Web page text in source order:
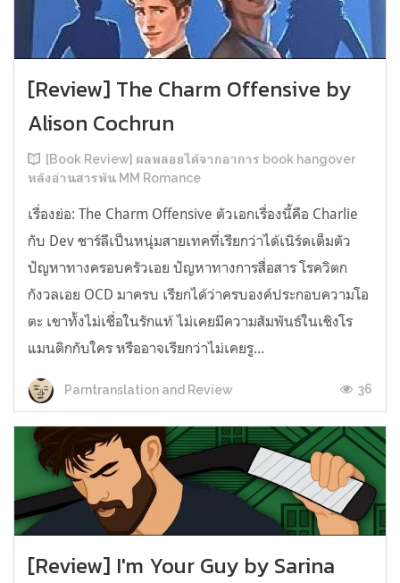
[Review] The Charm Offensive by
Alison Cochrun
[Book Review] ผลพลอยได้จากอาการ book hangover
หลังอ่านสารพัน MM Romance
เรื่องย่อ: The Charm Offensive ตัวเอกเรื่องนี้คือ Charlie
กับ Dev ชาร์ลีเป็นหนุ่มสายเทคที่เรียกว่าได้เนิร์ดเต็มตัว
ปัญหาทางครอบครัวเอย ปัญหาทางการสื่อสาร โรควิตก
กังวลเอย OCD มาครบ เรียกได้ว่าครบองค์ประกอบความโอ
ตะ เขาทั้งไม่เชื่อในรักแท้ ไม่เคยมีความสัมพันธ์ในเชิงโร
แมนติกกับใคร หรืออาจเรียกว่าไม่เคยรู...
Parntranslation and Review 36
[Review] I'm Your Guy by Sarina